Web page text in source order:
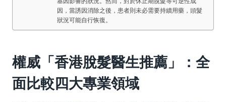
因，當誘因消除之後，患者則未必需要持續用藥，頭髮
狀況可能自行恢復。
權威「香港脫髮醫生推薦」：全
面比較四大專業領域